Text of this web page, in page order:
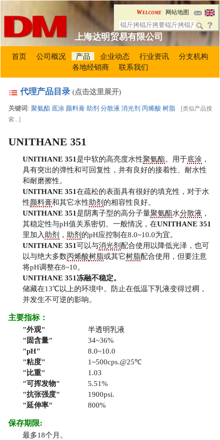
上海达明贸易有限公司
Welcome 网站地图
首页 公司概况 产品 企业动态 行业资讯
分支机构
各地经销商
联系我们
代理产品目录 (点击这里展开)
关键词 :聚氨酯 底涂 颜料膏 助剂 分散液 消光剂 丙烯酸 树脂 [类似产品搜
索...]
UNITHANE 351
UNITHANE 351 是中软的高亮度水性聚氨酯。用于底涂 ，
具有突出的弹性和可回复性，并有良好的接着性、耐水性
和耐磨擦性。
UNITHANE 351在疏松的表面具有很好的填充性，对于水
性颜料膏和其它水性助剂 的相容性良好。
UNITHANE 351 是阴离子型的高分子量聚氨酯水分散液 ，
其稳定性与pH值关系密切。一般情况，在UNITHANE 351
里加入 助剂 ， 助剂 的pH应控制在8.0~10.0为宜。
UNITHANE 351可以与消光剂 配合使用以降低光泽，也可
以与绝大多数丙烯酸树脂或其它树脂配合使用，但要注意
将pH调整在8~10。
UNITHANE 351冻融不稳定。
储藏在13℃以上的环境中。防止在低温下乳液变得过稠，
并发生不可逆的影响。
主要指标：
外观
半透明乳液
固含量
34~36%
pH
8.0~10.0
粘度
1~500cps.@25℃
比重
1.03
可挥发物
5.51%
抗张强度
1900psi.
延伸率
800%
保存期限:
最多18个月。